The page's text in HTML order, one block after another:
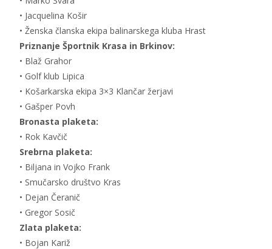
• Jacquelina Košir
• Ženska članska ekipa balinarskega kluba Hrast
Priznanje Športnik Krasa in Brkinov:
• Blaž Grahor
• Golf klub Lipica
• Košarkarska ekipa 3×3 Klančar žerjavi
• Gašper Povh
Bronasta plaketa:
• Rok Kavčič
Srebrna plaketa:
• Biljana in Vojko Frank
• Smučarsko društvo Kras
• Dejan Čeranič
• Gregor Sosič
Zlata plaketa:
• Bojan Kariž